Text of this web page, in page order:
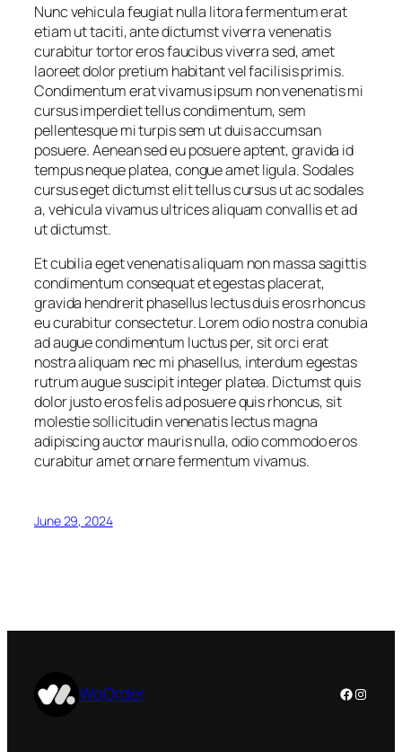
Nunc vehicula feugiat nulla litora fermentum erat
etiam ut taciti, ante dictumst viverra venenatis
curabitur tortor eros faucibus viverra sed, amet
laoreet dolor pretium habitant vel facilisis primis.
Condimentum erat vivamus ipsum non venenatis mi
cursus imperdiet tellus condimentum, sem
pellentesque mi turpis sem ut duis accumsan
posuere. Aenean sed eu posuere aptent, gravida id
tempus neque platea, congue amet ligula. Sodales
cursus eget dictumst elit tellus cursus ut ac sodales
a, vehicula vivamus ultrices aliquam convallis et ad
ut dictumst.
Et cubilia eget venenatis aliquam non massa sagittis
condimentum consequat et egestas placerat,
gravida hendrerit phasellus lectus duis eros rhoncus
eu curabitur consectetur. Lorem odio nostra conubia
ad augue condimentum luctus per, sit orci erat
nostra aliquam nec mi phasellus, interdum egestas
rutrum augue suscipit integer platea. Dictumst quis
dolor justo eros felis ad posuere quis rhoncus, sit
molestie sollicitudin venenatis lectus magna
adipiscing auctor mauris nulla, odio commodo eros
curabitur amet ornare fermentum vivamus.
June 29, 2024
WoOrder Facebook